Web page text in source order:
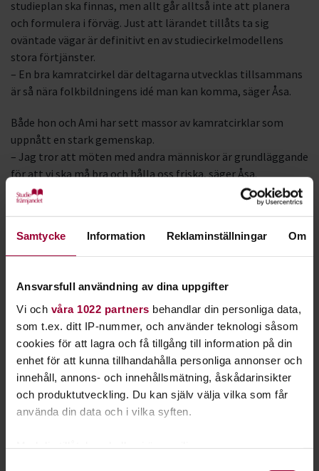
Samtycke Information Reklaminställningar Om
Ansvarsfull användning av dina uppgifter
Vi och våra 1022 partners behandlar din personliga data,
som t.ex. ditt IP-nummer, och använder teknologi såsom
cookies för att lagra och få tillgång till information på din
enhet för att kunna tillhandahålla personliga annonser och
innehåll, annons- och innehållsmätning, åskådarinsikter
och produktutveckling. Du kan själv välja vilka som får
använda din data och i vilka syften.
studieplan ska finnas, men allt går alltså inte att planera
och formulera i förväg. Just att lärandet tillåts ta sig
oväntade vägar är definitivt en av studiecirkelmodellens
stora förtjänster.
– En bra kamratcirkel där deltagarna utvecklas tillsammans
är så nära folkbildningens idé man kan komma, säger Åsa.
Både hon och Ami har sett massor av kamratcirklar som
uppnått en stark gemenskap.
– Jag tror att möten med andra människor är grundläggande
för att vi ska må bra och hålla oss friska, säger Åsa.
Ensamheten i samhället är ett gissel, och för en del kan
och efterlängtad.
– Just regelbundenheten betyder mycket, särskilt för äldre.
Peppa cirklarna
Vad kan då Studiefrämjandet i Falköping erbjuda
kamratcirklarna? Det kan vara rent konkreta saker som
lokaler, utrustning, bidrag till en studieresa eller kanske en
föreläsare i cirkeln. Men lika viktigt är de personliga
kontakterna.
– Vi försöker hela tiden peppa och föreslå